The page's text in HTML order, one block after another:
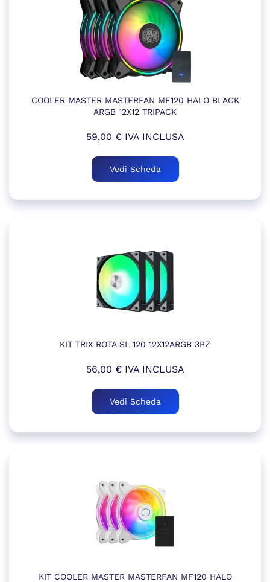
COOLER MASTER MASTERFAN MF120 HALO BLACK
ARGB 12X12 TRIPACK
59,00 €IVA INCLUSA
Vedi Scheda
KIT TRIX ROTA SL 120 12X12ARGB 3PZ
56,00 €IVA INCLUSA
Vedi Scheda
KIT COOLER MASTER MASTERFAN MF120 HALO